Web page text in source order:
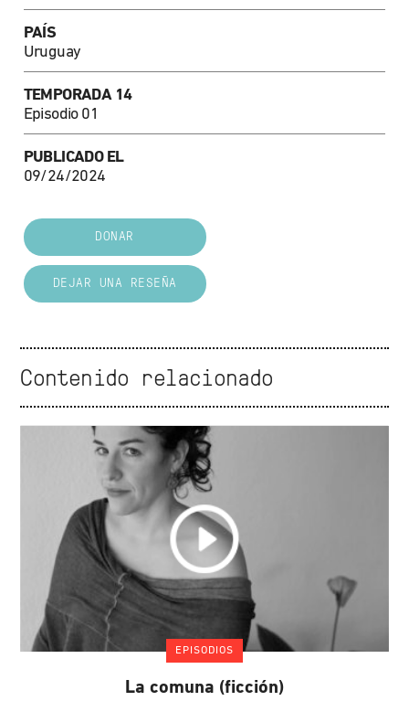
PAÍS
Uruguay
TEMPORADA 14
Episodio 01
PUBLICADO EL
09/24/2024
DONAR
DEJAR UNA RESEÑA
Contenido relacionado
EPISODIOS
La comuna (ficción)